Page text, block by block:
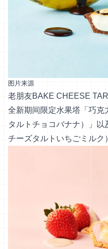
图片来源
老朋友BAKE CHEESE
全新期间限定水果塔「巧
タルトチョコバナナ）」
チーズタルトいちごミルク